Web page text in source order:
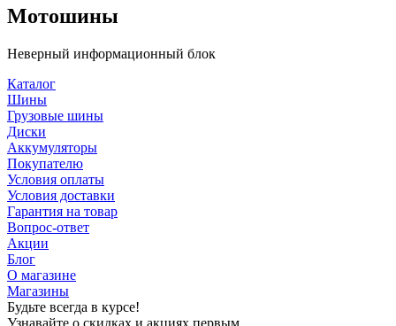
Мотошины
Неверный информационный блок
Каталог
Шины
Грузовые шины
Диски
Аккумуляторы
Покупателю
Условия оплаты
Условия доставки
Гарантия на товар
Вопрос-ответ
Акции
Блог
О магазине
Магазины
Будьте всегда в курсе!
Узнавайте о скидках и акциях первым